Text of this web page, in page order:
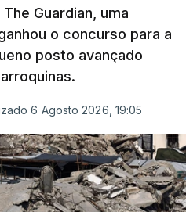
Guardian, uma
o concurso para a
posto avançado
6 Agosto 2026, 19:05